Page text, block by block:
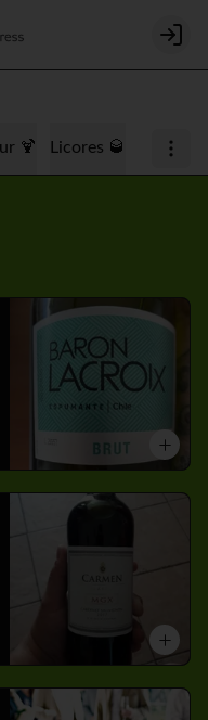
Login
Vinos 🍷 Espumantes 🥂